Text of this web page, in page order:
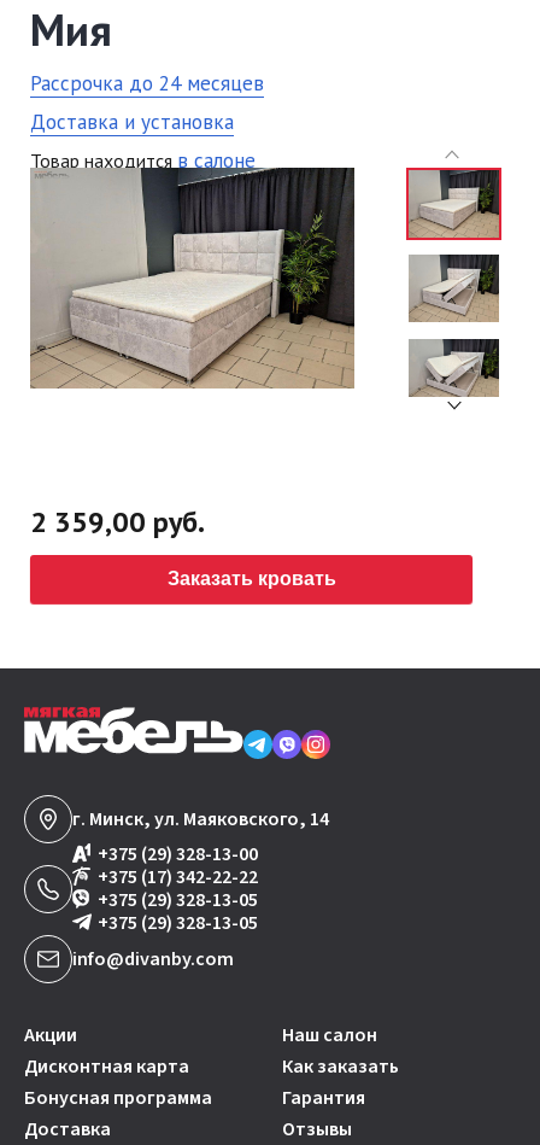
Мия
Рассрочка до 24 месяцев
Доставка и установка
Товар находится в салоне
2 359,00 руб.
Заказать кровать
г. Минск, ул. Маяковского, 14
+375 (29) 328-13-00
+375 (17) 342-22-22
+375 (29) 328-13-05
+375 (29) 328-13-05
info@divanby.com
Акции
Наш салон
Дисконтная карта
Как заказать
Бонусная программа
Гарантия
Доставка
Отзывы